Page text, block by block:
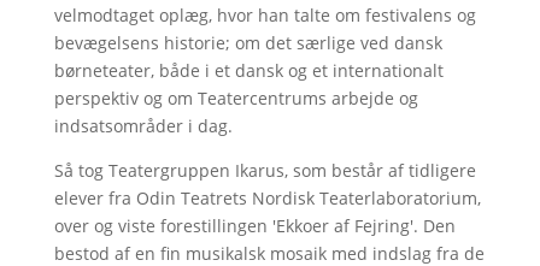
velmodtaget oplæg, hvor han talte om festivalens og
bevægelsens historie; om det særlige ved dansk
børneteater, både i et dansk og et internationalt
perspektiv og om Teatercentrums arbejde og
indsatsområder i dag.
Så tog Teatergruppen Ikarus, som består af tidligere
elever fra Odin Teatrets Nordisk Teaterlaboratorium,
over og viste forestillingen 'Ekkoer af Fejring'. Den
bestod af en fin musikalsk mosaik med indslag fra de